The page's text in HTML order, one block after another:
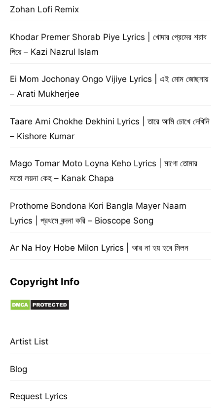
Zohan Lofi Remix
Khodar Premer Shorab Piye Lyrics | খোদার প্রেমের শরাব
পিয়ে – Kazi Nazrul Islam
Ei Mom Jochonay Ongo Vijiye Lyrics | এই মোম জোছনায়
– Arati Mukherjee
Taare Ami Chokhe Dekhini Lyrics | তারে আমি চোখে দেখিনি
– Kishore Kumar
Mago Tomar Moto Loyna Keho Lyrics | মাগো তোমার
মতো লয়না কেহ – Kanak Chapa
Prothome Bondona Kori Bangla Mayer Naam
Lyrics | প্রথমে বন্দনা করি – Bioscope Song
Ar Na Hoy Hobe Milon Lyrics | আর না হয় হবে মিলন
Copyright Info
Artist List
Blog
Request Lyrics